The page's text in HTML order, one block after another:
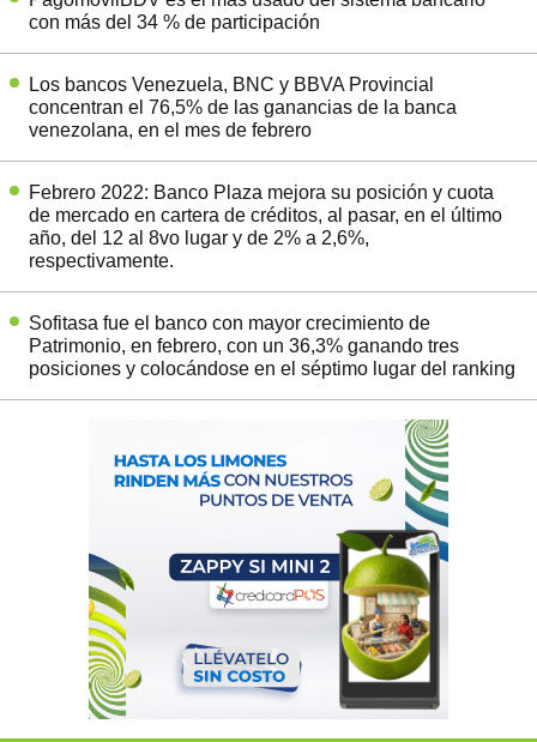
con más del 34 % de participación
Los bancos Venezuela, BNC y BBVA Provincial
concentran el 76,5% de las ganancias de la banca
venezolana, en el mes de febrero
Febrero 2022: Banco Plaza mejora su posición y cuota
de mercado en cartera de créditos, al pasar, en el último
año, del 12 al 8vo lugar y de 2% a 2,6%,
respectivamente.
Sofitasa fue el banco con mayor crecimiento de
Patrimonio, en febrero, con un 36,3% ganando tres
posiciones y colocándose en el séptimo lugar del ranking